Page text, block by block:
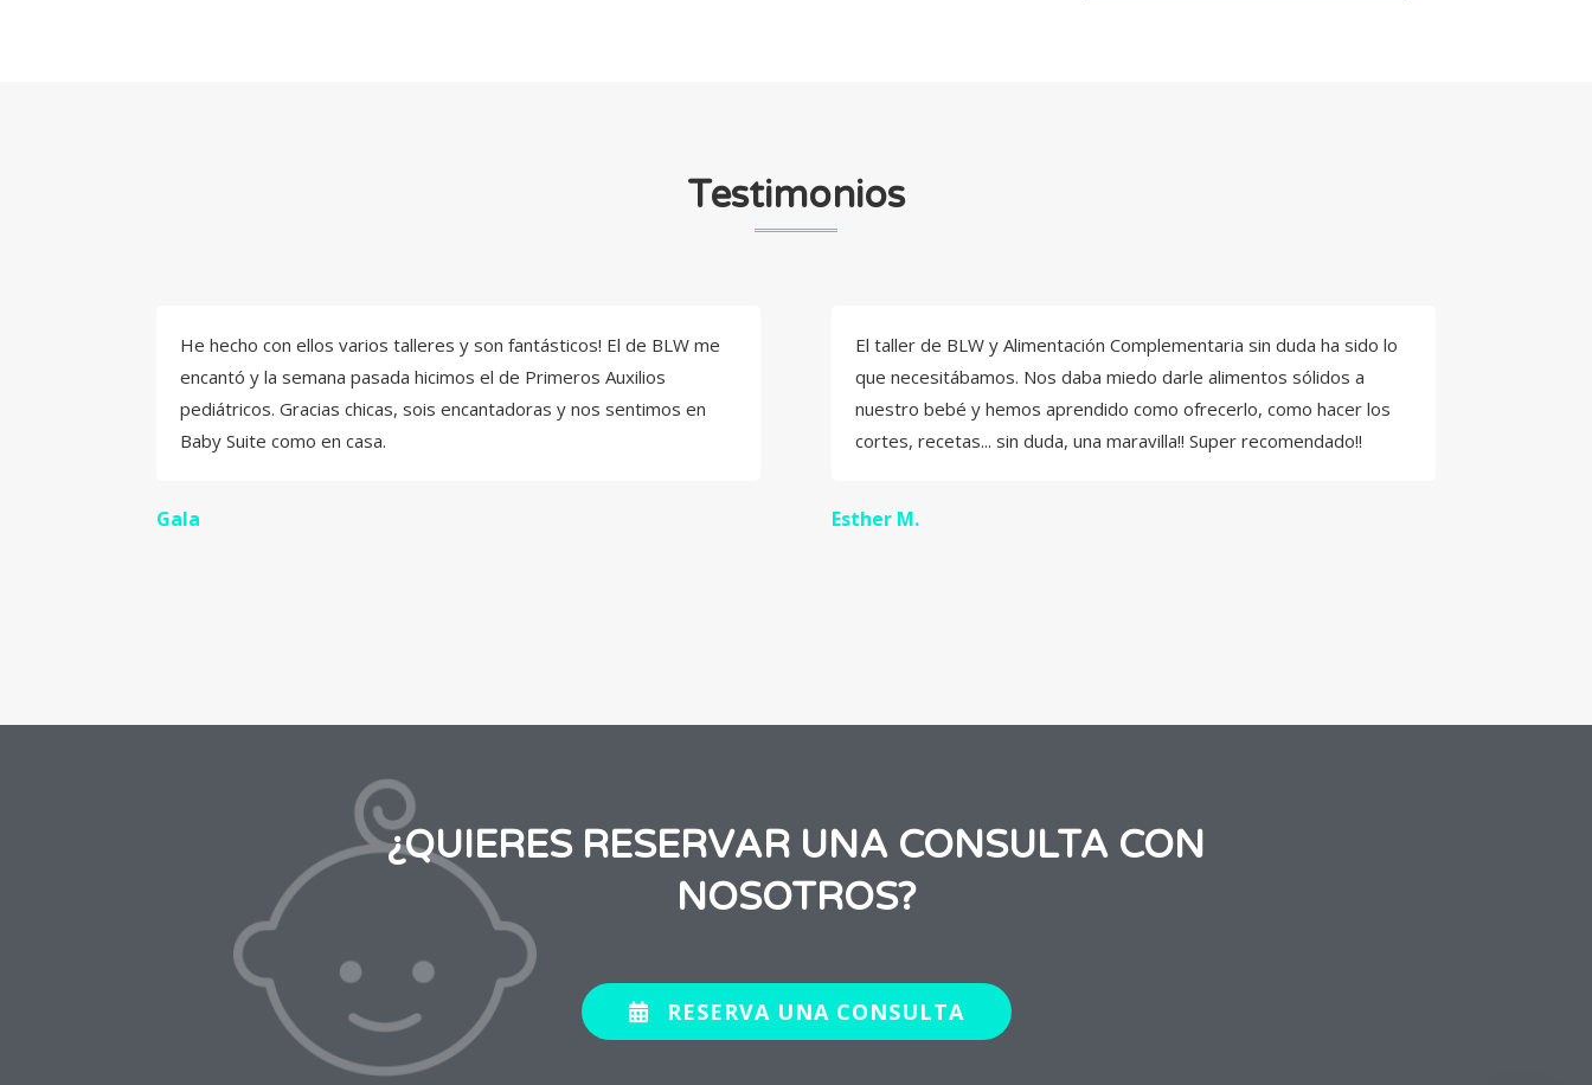
Testimonios
He hecho con ellos varios talleres y son fantásticos! El de BLW me
encantó y la semana pasada hicimos el de Primeros Auxilios
pediátricos. Gracias chicas, sois encantadoras y nos sentimos en
Baby Suite como en casa.
Gala
El taller de BLW y Alimentación Complementaria sin duda ha sido lo
que necesitábamos. Nos daba miedo darle alimentos sólidos a
nuestro bebé y hemos aprendido como ofrecerlo, como hacer los
cortes, recetas... sin duda, una maravilla!! Super recomendado!!
Esther M.
¿QUIERES RESERVAR UNA CONSULTA CON
NOSOTROS?
RESERVA UNA CONSULTA